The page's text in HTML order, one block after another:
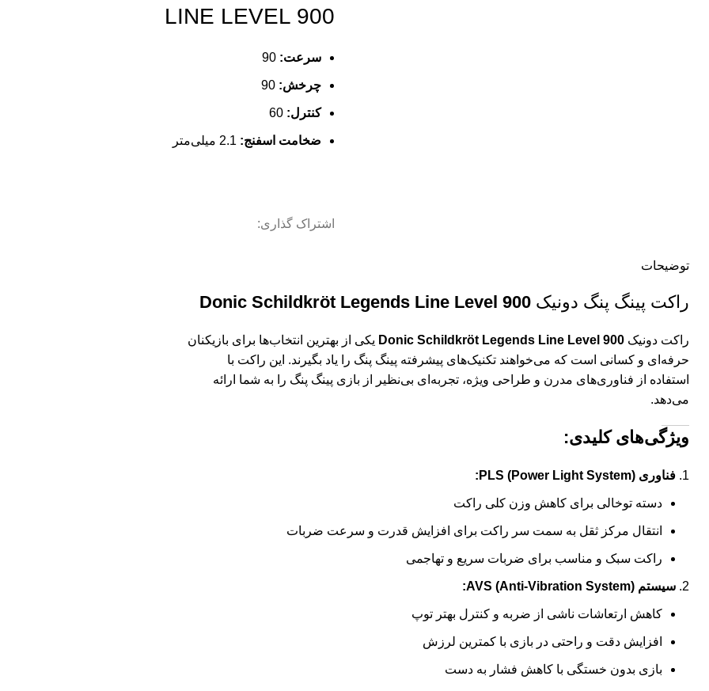
LINE LEVEL 900
سرعت:
چرخش:
کنترل:
ضخامت اسفنج:
اشتراک گذاری:
توضیحات
راکت پینگ پنگ دونیک Donic Schildkröt Legends Line Level 900
راکت دونیک Donic Schildkröt Legends Line Level 900 یکی از بهترین انتخاب‌ها برای بازیکنان
حرفه‌ای و کسانی است که می‌خواهند تکنیک‌های پیشرفته پینگ پنگ را یاد بگیرند. این راکت با
استفاده از فناوری‌های مدرن و طراحی ویژه، تجربه‌ای بی‌نظیر از بازی پینگ پنگ را به شما ارائه
می‌دهد.
ویژگی‌های کلیدی:
فناوری PLS (Power Light System):
دسته توخالی برای کاهش وزن کلی راکت
انتقال مرکز ثقل به سمت سر راکت برای افزایش قدرت و سرعت ضربات
راکت سبک و مناسب برای ضربات سریع و تهاجمی
سیستم AVS (Anti-Vibration System):
کاهش ارتعاشات ناشی از ضربه و کنترل بهتر توپ
افزایش دقت و راحتی در بازی با کمترین لرزش
بازی بدون خستگی با کاهش فشار به دست